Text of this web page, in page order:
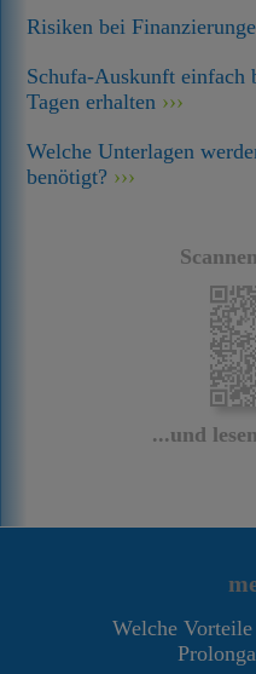
Risiken bei
Schufa-Auskunft einfach
Tagen erhalten
Welche Unterlagen
benötigt?
...und
Welche